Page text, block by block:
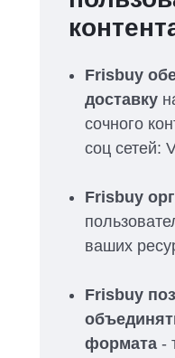
Frisbuy
доставку
сочного
соц сетей:
Frisbuy
ваших
Frisbuy
формата -